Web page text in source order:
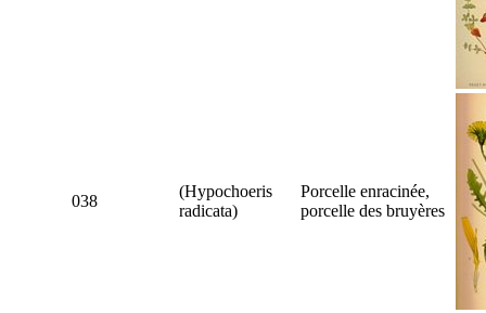
038
(Hypochoeris
radicata)
Porcelle enracinée,
porcelle des bruyères